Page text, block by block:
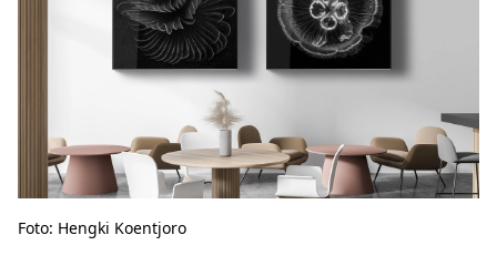
Foto: Hengki Koentjoro